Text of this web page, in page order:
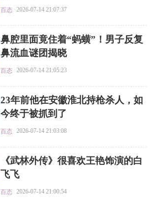
百态 2026-07-14 21:07:37
​鼻腔里面竟住着“蚂蟥”！男子反复
鼻流血谜团揭晓
百态 2026-07-14 21:05:23
​23年前他在安徽淮北持枪杀人，如
今终于被抓到了
百态 2026-07-14 21:03:08
​《武林外传》很喜欢王艳饰演的白
飞飞
百态 2026-07-14 21:00:54